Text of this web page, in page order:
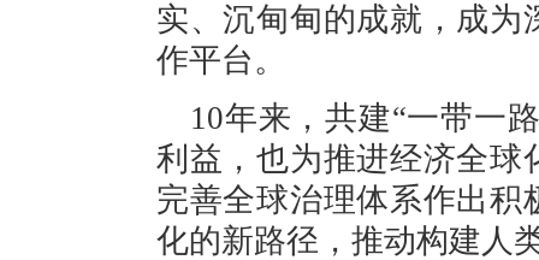
实、沉甸甸的成就，成为
作平台。
10年来，共建“一带一
利益，也为推进经济全球
完善全球治理体系作出积
化的新路径，推动构建人